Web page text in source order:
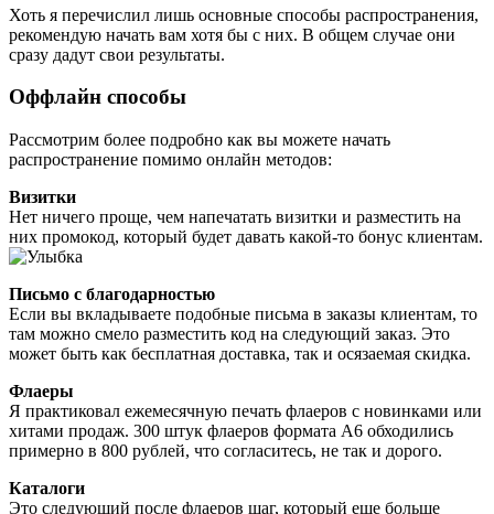
Хоть я перечислил лишь основные способы распространения,
рекомендую начать вам хотя бы с них. В общем случае они
сразу дадут свои результаты.
Оффлайн способы
Рассмотрим более подробно как вы можете начать
распространение помимо онлайн методов:
Визитки
Нет ничего проще, чем напечатать визитки и разместить на
них промокод, который будет давать какой-то бонус клиентам.
Письмо с благодарностью
Если вы вкладываете подобные письма в заказы клиентам, то
там можно смело разместить код на следующий заказ. Это
может быть как бесплатная доставка, так и осязаемая скидка.
Флаеры
Я практиковал ежемесячную печать флаеров с новинками или
хитами продаж. 300 штук флаеров формата А6 обходились
примерно в 800 рублей, что согласитесь, не так и дорого.
Каталоги
Это следующий после флаеров шаг, который еще больше